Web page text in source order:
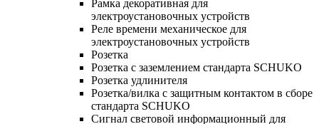
Рамка декоративная для
электроустановочных устройств
Реле времени механическое для
электроустановочных устройств
Розетка
Розетка с заземлением стандарта SCHUKO
Розетка удлинителя
Розетка/вилка с защитным контактом в сборе
стандарта SCHUKO
Сигнал световой информационный для